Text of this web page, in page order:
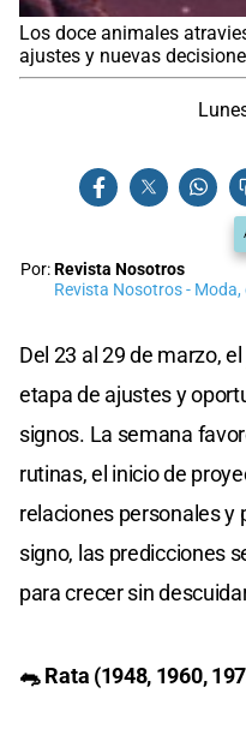
Los doce animales
ajustes y nuevas
Por:Revista Nosotros
Revista Nosotros - Moda,
Del 23 al 29 de marzo, el
etapa de ajustes y
signos. La semana
rutinas, el inicio de
relaciones personales y
signo, las predicciones
para crecer sin
🐀 Rata (1948, 1960,